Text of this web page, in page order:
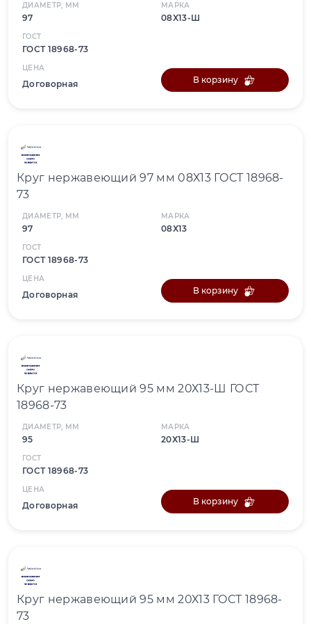
ДИАМЕТР, ММ
97
МАРКА
08Х13-Ш
ГОСТ
ГОСТ 18968-73
ЦЕНА
Договорная В корзину
Круг нержавеющий 97 мм 08Х13 ГОСТ 18968-
73
ДИАМЕТР, ММ
97
МАРКА
08Х13
ГОСТ
ГОСТ 18968-73
ЦЕНА
Договорная В корзину
Круг нержавеющий 95 мм 20Х13-Ш ГОСТ
18968-73
ДИАМЕТР, ММ
95
МАРКА
20Х13-Ш
ГОСТ
ГОСТ 18968-73
ЦЕНА
Договорная В корзину
Круг нержавеющий 95 мм 20Х13 ГОСТ 18968-
73